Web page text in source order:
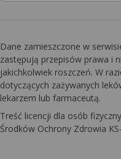
Dane zamieszczone w
zastępują przepisów prawa i
jakichkolwiek roszczeń. W
dotyczących zażywanych
lekarzem lub farmaceutą.
Treść licencji dla osób
Środków Ochrony Zdrowia